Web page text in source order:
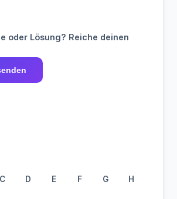
oder Lösung? Reiche deinen
senden
C D E F G H